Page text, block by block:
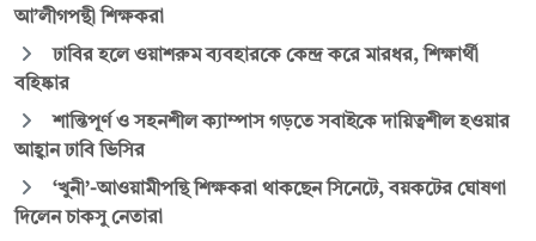
আ’লীগপন্থী শিক্ষকরা
ঢাবির হলে ওয়াশরুম ব্যবহারকে কেন্দ্র করে মারধর, শিক্ষার্থী
বহিষ্কার
শান্তিপূর্ণ ও সহনশীল ক্যাম্পাস গড়তে সবাইকে দায়িত্বশীল হওয়ার
আহ্বান ঢাবি ভিসির
‘খুনী’-আওয়ামীপন্থি শিক্ষকরা থাকছেন সিনেটে, বয়কটের ঘোষণা
দিলেন চাকসু নেতারা